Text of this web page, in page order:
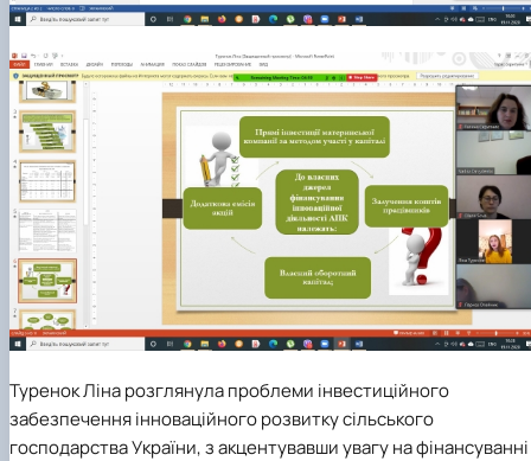
Туренок Лінарозглянула проблеми інвестиційного
забезпечення інноваційного розвитку сільського
господарства України, з акцентувавши увагу на фінансуванні